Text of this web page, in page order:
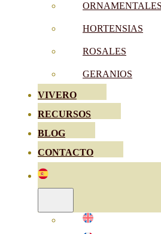
ORNAMENTALES
HORTENSIAS
ROSALES
GERANIOS
VIVERO
RECURSOS
BLOG
CONTACTO